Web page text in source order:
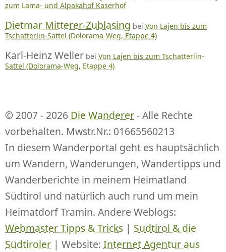
zum Lama- und Alpakahof Kaserhof
Dietmar Mitterer-Zublasing bei Von Lajen bis zum
Tschatterlin-Sattel (Dolorama-Weg, Etappe 4)
Karl-Heinz Weller bei Von Lajen bis zum Tschatterlin-
Sattel (Dolorama-Weg, Etappe 4)
© 2007 - 2026 Die Wanderer- Alle Rechte
vorbehalten. Mwstr.Nr.: 01665560213
In diesem Wanderportal geht es hauptsächlich
um Wandern, Wanderungen, Wandertipps und
Wanderberichte in meinem Heimatland
Südtirol und natürlich auch rund um mein
Heimatdorf Tramin. Andere Weblogs:
Webmaster Tipps & Tricks | Südtirol & die
Südtiroler | Website: Internet Agentur aus